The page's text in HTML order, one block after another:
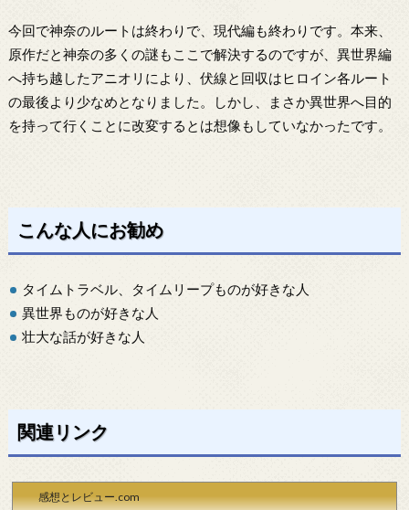
今回で神奈のルートは終わりで、現代編も終わりです。本来、
原作だと神奈の多くの謎もここで解決するのですが、異世界編
へ持ち越したアニオリにより、伏線と回収はヒロイン各ルート
の最後より少なめとなりました。しかし、まさか異世界へ目的
を持って行くことに改変するとは想像もしていなかったです。
こんな人にお勧め
タイムトラベル、タイムリープものが好きな人
異世界ものが好きな人
壮大な話が好きな人
関連リンク
感想とレビュー.com